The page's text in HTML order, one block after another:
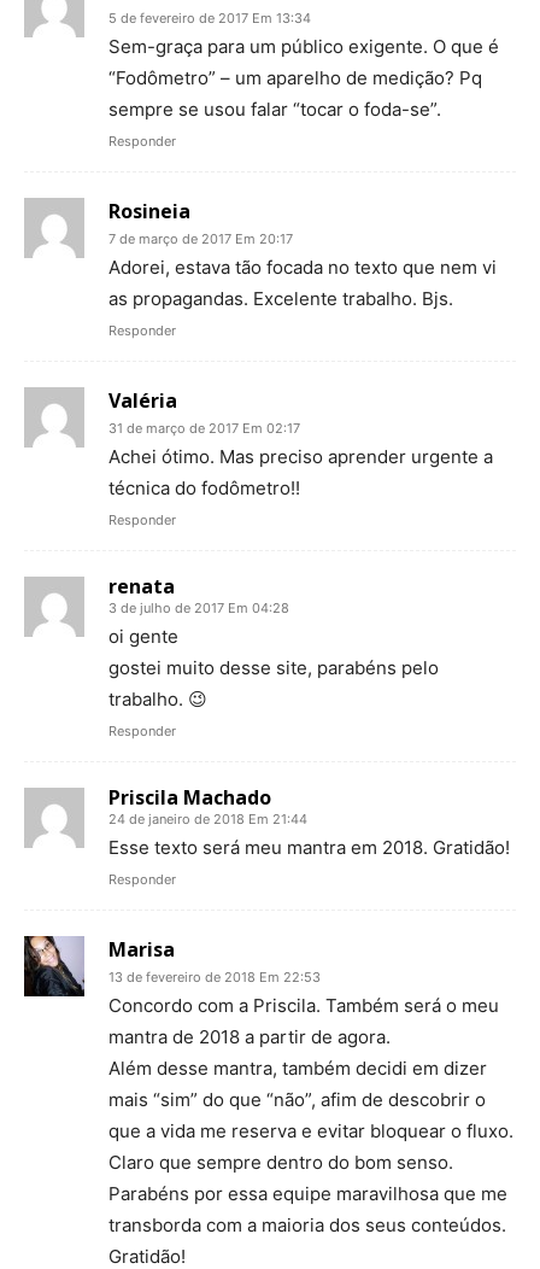
5 de fevereiro de 2017 Em 13:34
Sem-graça para um público exigente. O que é
“Fodômetro” – um aparelho de medição? Pq
sempre se usou falar “tocar o foda-se”.
Responder
Rosineia
7 de março de 2017 Em 20:17
Adorei, estava tão focada no texto que nem vi
as propagandas. Excelente trabalho. Bjs.
Responder
Valéria
31 de março de 2017 Em 02:17
Achei ótimo. Mas preciso aprender urgente a
técnica do fodômetro!!
Responder
renata
3 de julho de 2017 Em 04:28
oi gente
gostei muito desse site, parabéns pelo
trabalho. 😉
Responder
Priscila Machado
24 de janeiro de 2018 Em 21:44
Esse texto será meu mantra em 2018. Gratidão!
Responder
Marisa
13 de fevereiro de 2018 Em 22:53
Concordo com a Priscila. Também será o meu
mantra de 2018 a partir de agora.
Além desse mantra, também decidi em dizer
mais “sim” do que “não”, afim de descobrir o
que a vida me reserva e evitar bloquear o fluxo.
Claro que sempre dentro do bom senso.
Parabéns por essa equipe maravilhosa que me
transborda com a maioria dos seus conteúdos.
Gratidão!